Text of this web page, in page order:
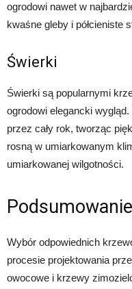
ogrodowi nawet w
kwaśne gleby i półcieniste
Świerki
Świerki są popularnymi
ogrodowi elegancki
przez cały rok, tworząc
rosną w umiarkowanym
umiarkowanej wilgotności.
Podsumowanie
Wybór odpowiednich
procesie projektowania
owocowe i krzewy